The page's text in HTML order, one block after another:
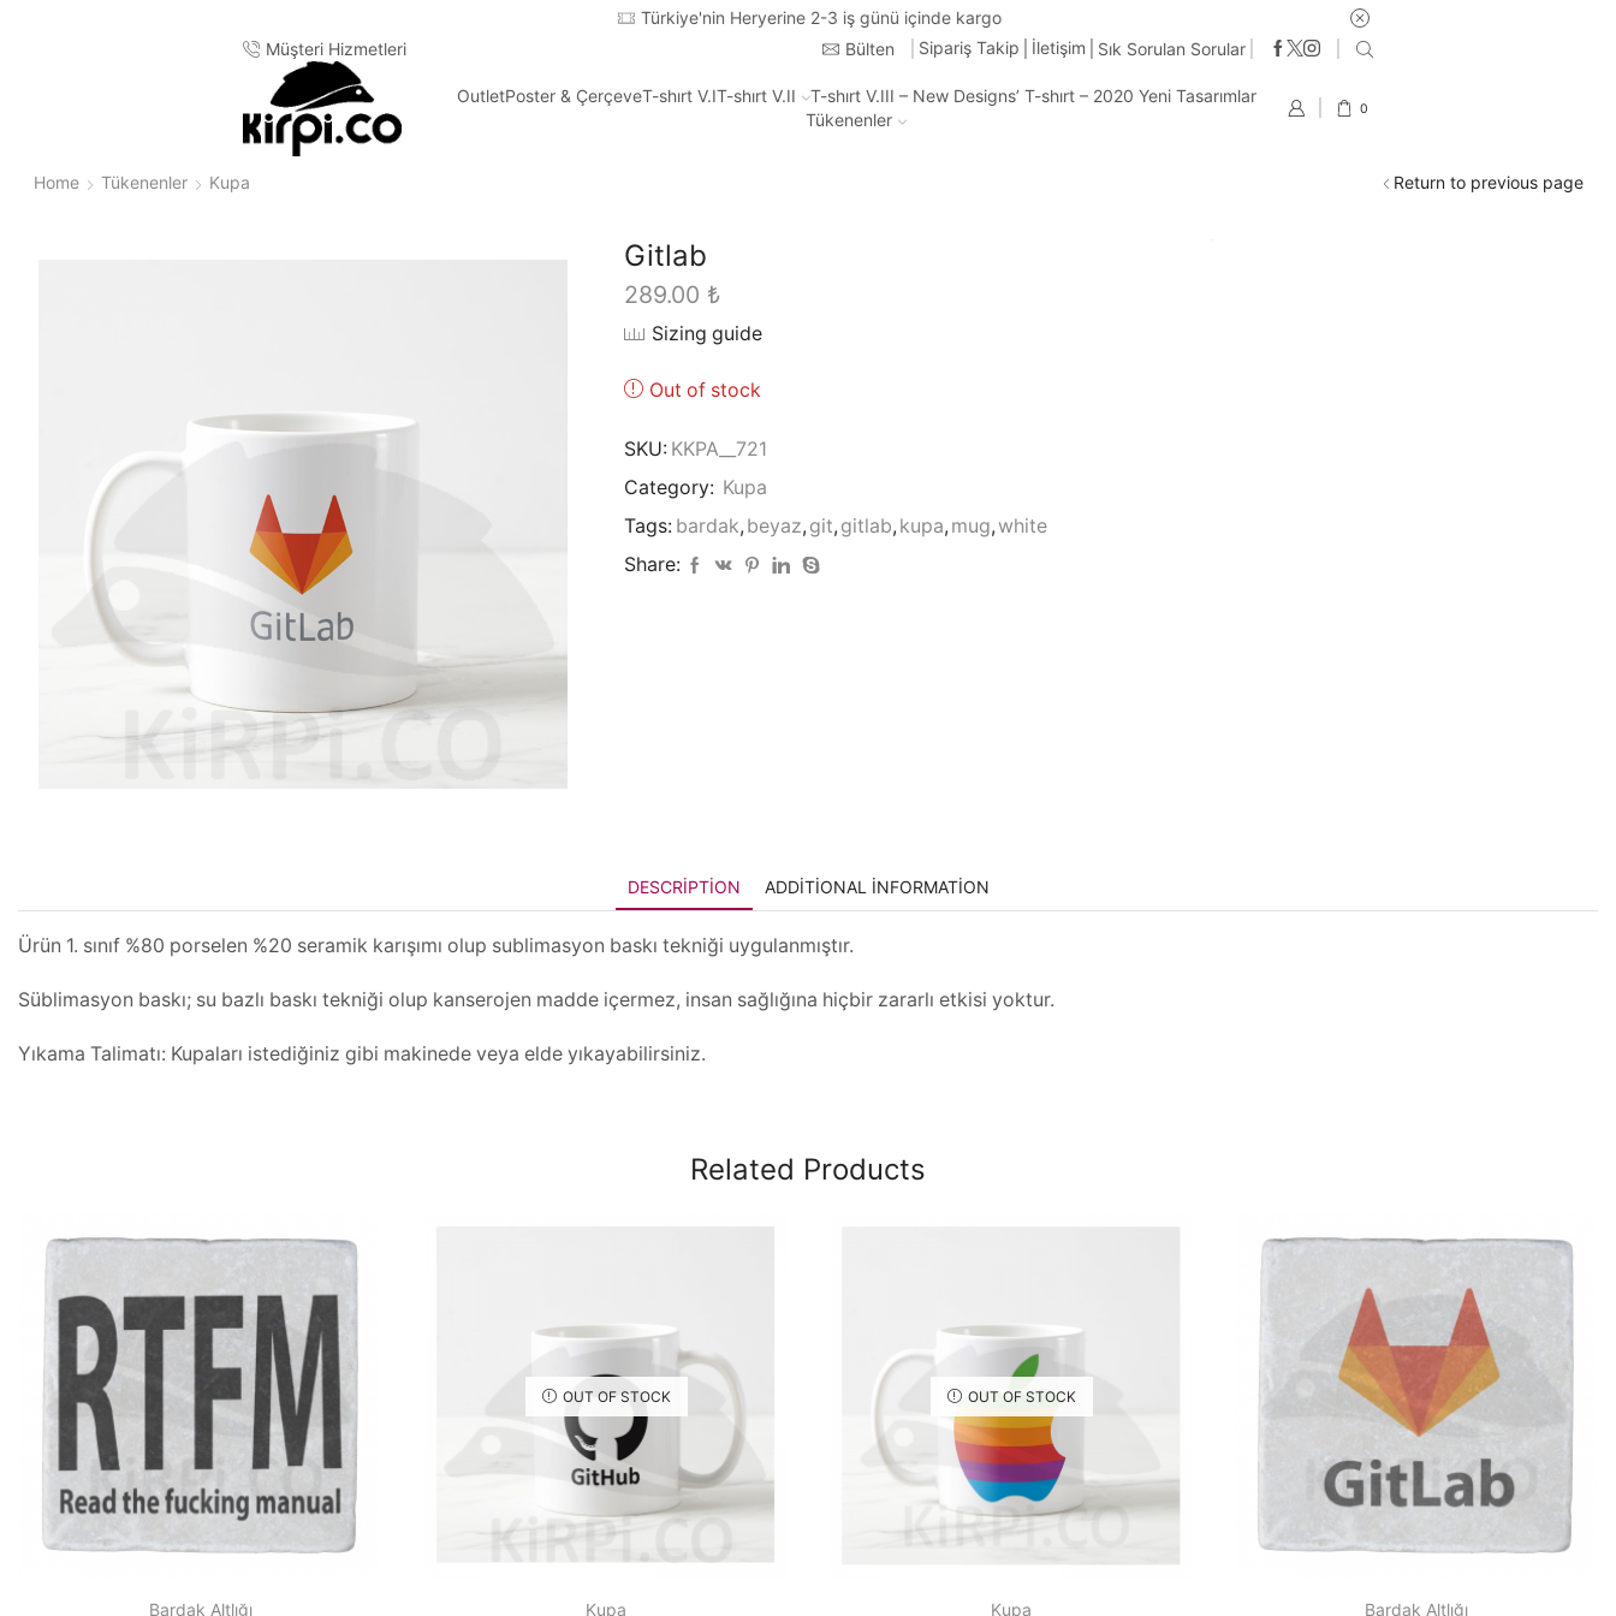
Türkiye'nin Heryerine 2-3 iş günü içinde kargo
Müşteri Hizmetleri
Bülten Sipariş Takip İletişim Sık Sorulan Sorular
OutletPoster & ÇerçeveT-shırt V.IT-shırt V.II
T-shırt V.III – New Designs’ T-shırt – 2020 Yeni Tasarımlar
Tükenenler
0
Home Tükenenler Kupa Return to previous page
Gitlab
289.00 ₺
Sizing guide
Out of stock
SKU: KKPA__721
Category: Kupa
Tags: bardak, beyaz, git, gitlab, kupa, mug,white
Share:
DESCRIPTION ADDITIONAL INFORMATION
Ürün 1. sınıf %80 porselen %20 seramik karışımı olup sublimasyon baskı tekniği uygulanmıştır.
Süblimasyon baskı; su bazlı baskı tekniği olup kanserojen madde içermez, insan sağlığına hiçbir zararlı etkisi yoktur.
Yıkama Talimatı: Kupaları istediğiniz gibi makinede veya elde yıkayabilirsiniz.
Related Products
Bardak Altlığı
OUT OF STOCK
Kupa
OUT OF STOCK
Kupa Bardak Altlığı